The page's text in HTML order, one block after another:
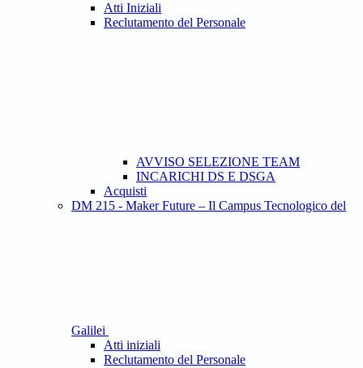
Atti Iniziali
Reclutamento del Personale
AVVISO SELEZIONE TEAM
INCARICHI DS E DSGA
Acquisti
DM 215 - Maker Future – Il Campus Tecnologico del
Galilei
Atti iniziali
Reclutamento del Personale